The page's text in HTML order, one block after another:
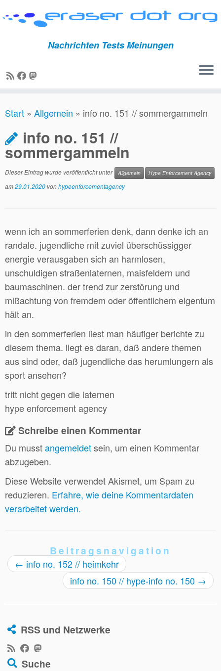
Inhalt
Nachrichten Tests Meinungen
Start » Allgemein » info no. 151 // sommergammeln
info no. 151 //
sommergammeln
Dieser Eintrag wurde veröffentlicht unter Allgemein Hype Enforcement Agency
am29.01.2020 vonhypeenforcementagency
wenn ich an sommerferien denk, dann denke ich an
randale. jugendliche mit zuviel überschüssigger
energie verausgaben sich an harmlosen,
unschuldigen straßenlaternen, maisfeldern und
baumaschinen. der trend zur zerstörung und
mißachtung von fremdem oder öffentlichem eigentum
hält an.
in den sommerferien liest man häufiger berichte zu
diesem thema. liegt es daran, daß andere themen
aus sind oder, daß jugendliche das herumlungern als
sport ansehen?
tritt nicht gegen die laternen
hype enforcement agency
Schreibe einen Kommentar
Du musstangemeldetsein, um einen Kommentar
abzugeben.
Diese Website verwendet Akismet, um Spam zu
reduzieren. Erfahre, wie deine Kommentardaten
verarbeitet werden.
Beitragsnavigation
← info no. 152 // heimkehr
info no. 150 // hype-info no. 150 →
RSS und Netzwerke
Suche